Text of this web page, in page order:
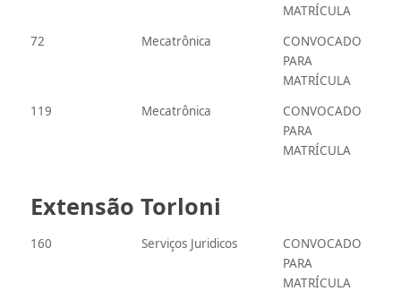
MATRÍCULA
72
Mecatrônica
CONVOCADO
PARA
MATRÍCULA
119
Mecatrônica
CONVOCADO
PARA
MATRÍCULA
Extensão Torloni
160 Serviços Juridicos
CONVOCADO
PARA
MATRÍCULA